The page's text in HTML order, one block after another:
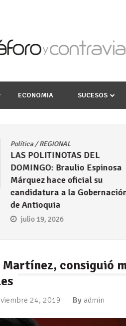
ECONOMIA SUCESOS
Política/REGIONAL
LAS POLITINOTAS DEL
DOMINGO: Braulio Espinosa
Márquez hace oficial su
candidatura a la
de Antioquia
julio 19, 2026
Martínez, consiguió
24, 2019 By admin